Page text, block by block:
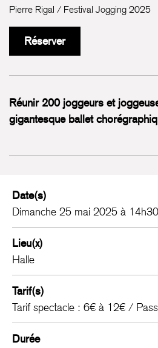
Pierre Rigal / Festival Jogging 2025
Réserver
Réunir 200 joggeurs et
gigantesque ballet
Date(s)
Dimanche 25 mai 2025 à 14h30
Lieu(x)
Halle
Tarif(s)
Tarif spectacle : 6€ à 12€ /
Durée